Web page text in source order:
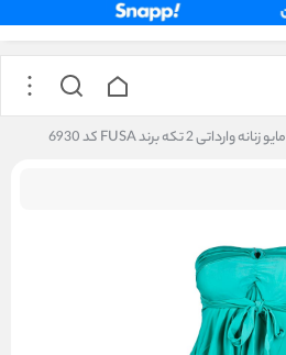
مایو زنانه وارداتی 2 تکه برند FUSA کد 6930